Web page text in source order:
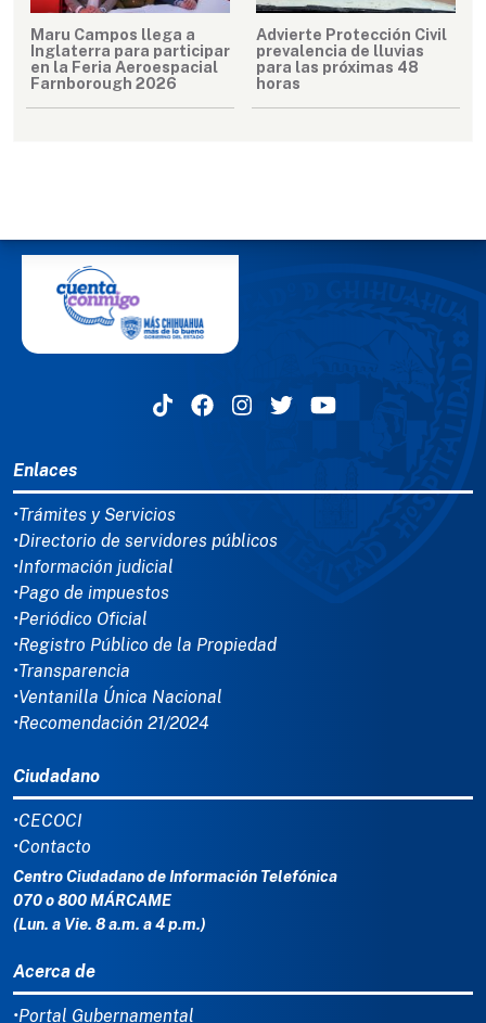
Maru Campos llega a
Inglaterra para participar
en la Feria Aeroespacial
Farnborough 2026
Advierte Protección Civil
prevalencia de lluvias
para las próximas 48
horas
Enlaces
•Trámites y Servicios
•Directorio de servidores públicos
•Información judicial
•Pago de impuestos
•Periódico Oficial
•Registro Público de la Propiedad
•Transparencia
•Ventanilla Única Nacional
•Recomendación 21/2024
Ciudadano
•CECOCI
•Contacto
Centro Ciudadano de Información Telefónica
070 o 800 MÁRCAME
(Lun. a Vie. 8 a.m. a 4 p.m.)
Acerca de
•Portal Gubernamental